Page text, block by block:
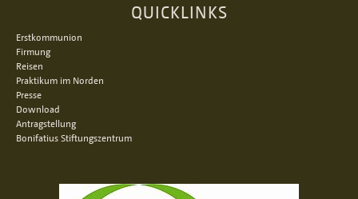
QUICKLINKS
Erstkommunion
Firmung
Reisen
Praktikum im Norden
Presse
Download
Antragstellung
Bonifatius Stiftungszentrum